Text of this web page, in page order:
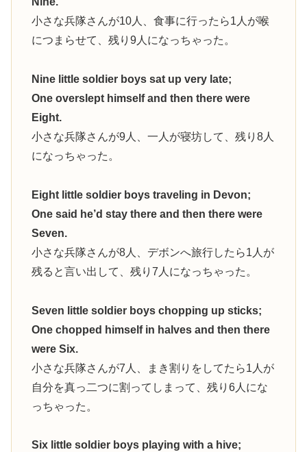
小さな兵隊さんが10人、食事に行ったら1人が喉
につまらせて、残り9人になっちゃった。
Nine little soldier boys sat up very late;
One overslept himself and then there were
Eight.
小さな兵隊さんが9人、一人が寝坊して、残り8人
になっちゃった。
Eight little soldier boys traveling in Devon;
One said he’d stay there and then there were
Seven.
小さな兵隊さんが8人、デボンへ旅行したら1人が
残ると言い出して、残り7人になっちゃった。
Seven little soldier boys chopping up sticks;
One chopped himself in halves and then there
were Six.
小さな兵隊さんが7人、まき割りをしてたら1人が
自分を真っ二つに割ってしまって、残り6人にな
っちゃった。
Six little soldier boys playing with a hive;